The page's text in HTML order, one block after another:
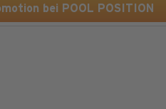
bei POOL POSITION